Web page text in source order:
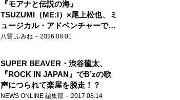
『モアナと伝説の海』
TSUZUMI（ME:I）×尾上松也、ミ
ュージカル・アドベンチャーで美
声を響かせる
八雲 ふみね 2026.08.01
SUPER BEAVER・渋谷龍太、
『ROCK IN JAPAN』でB’zの歌
声につられて楽屋を脱走！？
NEWS ONLINE 編集部 2017.08.14